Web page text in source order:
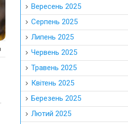
Вересень 2025
Серпень 2025
Липень 2025
Червень 2025
Травень 2025
Квітень 2025
Березень 2025
Лютий 2025